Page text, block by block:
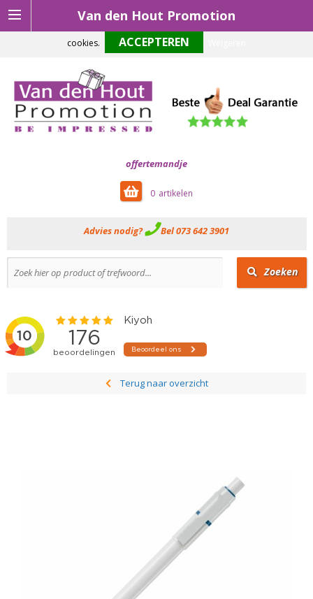
Van den Hout Promotion
offertemandje
0
Advies nodig? Bel 073 642 3901
Zoeken
Terug naar overzicht
Om onze website optimaal te laten functioneren maken wij gebruik van
cookies.